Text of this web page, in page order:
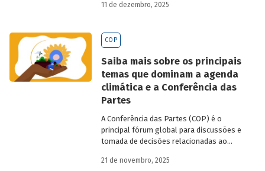
Souza, economistas do BNDES, reúne 25
BNDES
11 de dezembro, 2025
COP
Saiba mais sobre os principais
temas que dominam a agenda
climática e a Conferência das
Partes
A Conferência das Partes (COP) é o
principal fórum global para discussões e
tomada de decisões relacionadas ao
em vista a urgência cada vez maior do
21 de novembro, 2025